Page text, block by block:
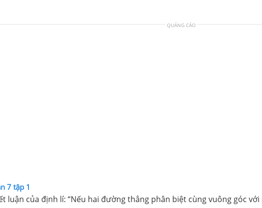
QUẢNG CÁO
7 tập 1
luận của định lí: “Nếu hai đường thẳng phân biệt cùng vuông góc